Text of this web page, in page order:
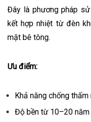
Đây là phương pháp
kết hợp nhiệt từ đèn
mặt bê tông.
Ưu điểm:
Khả năng chống thấm
Độ bền từ 10–20 năm